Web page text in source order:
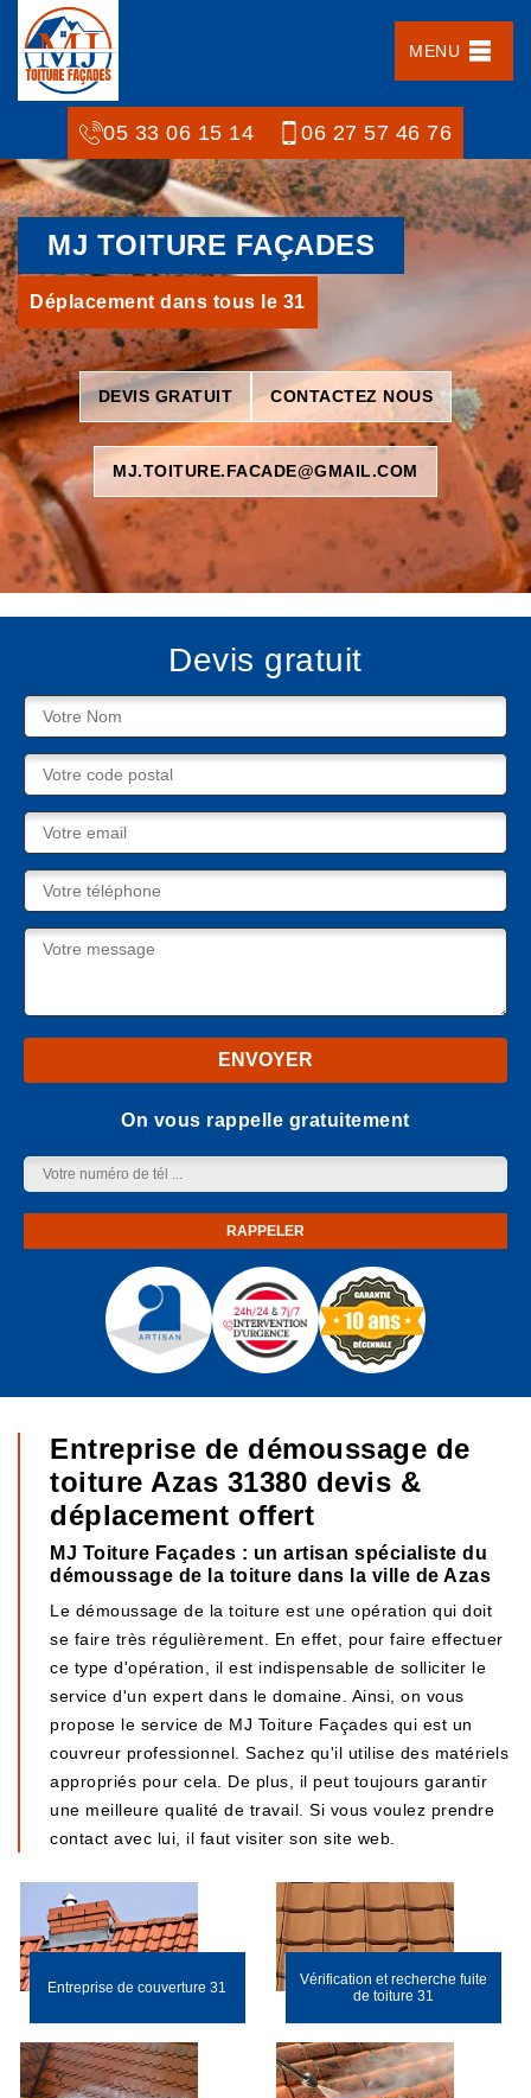
MENU
05 33 06 15 14 06 27 57 46 76
MJ TOITURE FAÇADES
Déplacement dans tous le 31
DEVIS GRATUIT CONTACTEZ NOUS
MJ.TOITURE.FACADE@GMAIL.COM
Devis gratuit
On vous rappelle gratuitement
Entreprise de démoussage de
toiture Azas 31380 devis &
déplacement offert
MJ Toiture Façades : un artisan spécialiste du
démoussage de la toiture dans la ville de Azas
Le démoussage de la toiture est une opération qui doit
se faire très régulièrement. En effet, pour faire effectuer
ce type d'opération, il est indispensable de solliciter le
service d'un expert dans le domaine. Ainsi, on vous
propose le service de MJ Toiture Façades qui est un
couvreur professionnel. Sachez qu'il utilise des matériels
appropriés pour cela. De plus, il peut toujours garantir
une meilleure qualité de travail. Si vous voulez prendre
contact avec lui, il faut visiter son site web.
Entreprise de couverture 31
Vérification et recherche fuite
de toiture 31